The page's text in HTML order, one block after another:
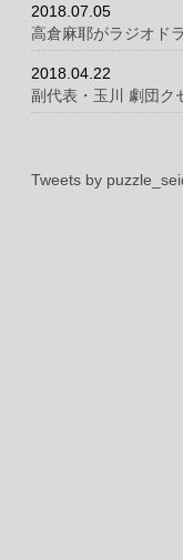
2018.07.05
高倉麻耶がラジオド
2018.04.22
副代表・玉川 劇団ク
Tweets by